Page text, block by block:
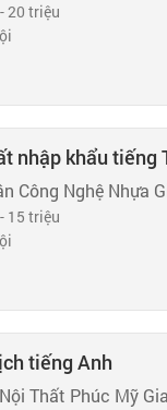
20 triệu
nhập khẩu tiếng
Công Nghệ Nhựa
15 triệu
tiếng Anh
Thất Phúc Mỹ Gia